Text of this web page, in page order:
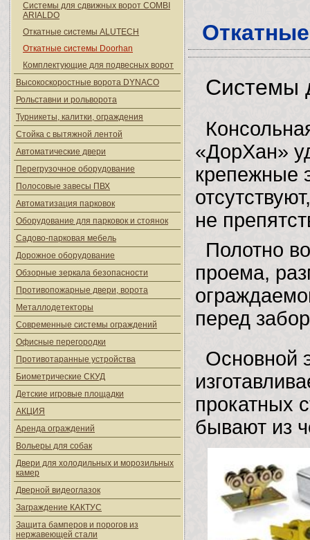
Системы для сдвижных ворот COMBI
ARIALDO
Откатные системы ALUTECH
Откатные системы Doorhan
Комплектующие для подвесных ворот
Высокоскоростные ворота DYNACO
Рольставни и рольворота
Турникеты, калитки, ограждения
Стойка с вытяжной лентой
Автоматические двери
Перегрузочное оборудование
Полосовые завесы ПВХ
Автоматизация парковок
Оборудование для парковок и стоянок
Садово-парковая мебель
Дорожное оборудование
Обзорные зеркала безопасности
Противопожарные двери, ворота
Металлодетекторы
Современные системы ограждений
Офисные перегородки
Противотаранные устройства
Биометрические СКУД
Детские игровые площадки
АКЦИЯ
Аренда ограждений
Вольеры для собак
Двери для холодильных и морозильных
камер
Дверной видеоглазок
Заграждение КАКТУС
Защита бамперов и порогов из
нержавеющей стали
Системы
«ДорХан»
крепежные
не
Полотно
проема,
перед
Основной
прокатных
бывают из